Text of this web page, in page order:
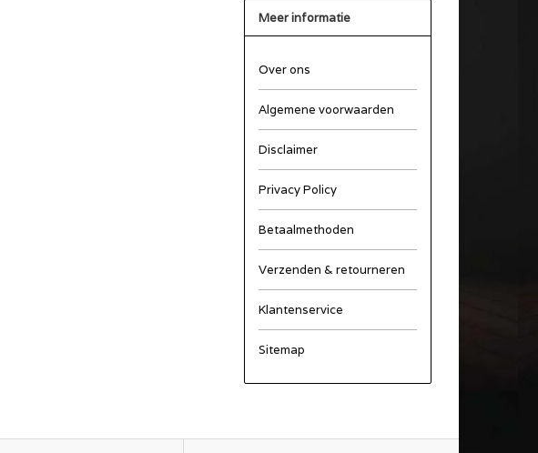
Meer informatie
Over ons
Algemene voorwaarden
Disclaimer
Privacy Policy
Betaalmethoden
Verzenden & retourneren
Klantenservice
Sitemap